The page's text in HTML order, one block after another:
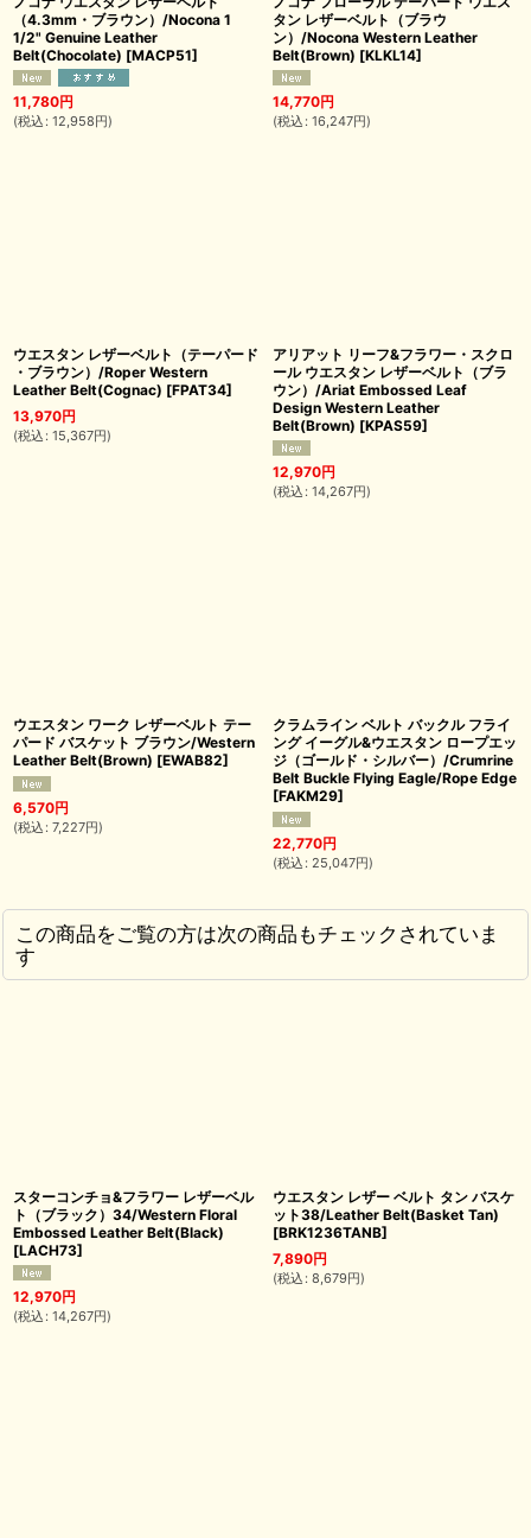
（4.3mm・ブラウン）/Nocona 1
1/2" Genuine Leather
Belt(Chocolate) [MACP51]
11,780円
(税込 : 12,958円)
タン レザーベルト（ブラウ
ン）/Nocona Western Leather
Belt(Brown) [KLKL14]
14,770円
(税込 : 16,247円)
ウエスタン レザーベルト（テーパード
・ブラウン）/Roper Western
Leather Belt(Cognac) [FPAT34]
13,970円
(税込 : 15,367円)
アリアット リーフ&フラワー・スクロ
ール ウエスタン レザーベルト（ブラ
ウン）/Ariat Embossed Leaf
Design Western Leather
Belt(Brown) [KPAS59]
12,970円
(税込 : 14,267円)
ウエスタン ワーク レザーベルト テー
パード バスケット ブラウン/Western
Leather Belt(Brown) [EWAB82]
6,570円
(税込 : 7,227円)
クラムライン ベルト バックル フライ
ング イーグル&ウエスタン ロープエッ
ジ（ゴールド・シルバー）/Crumrine
Belt Buckle Flying Eagle/Rope Edge
[FAKM29]
22,770円
(税込 : 25,047円)
この商品をご覧の方は次の商品もチェックされていま
す
スターコンチョ&フラワー レザーベル
ト（ブラック）34/Western Floral
Embossed Leather Belt(Black)
[LACH73]
12,970円
(税込 : 14,267円)
ウエスタン レザー ベルト タン バスケ
ット38/Leather Belt(Basket Tan)
[BRK1236TANB]
7,890円
(税込 : 8,679円)